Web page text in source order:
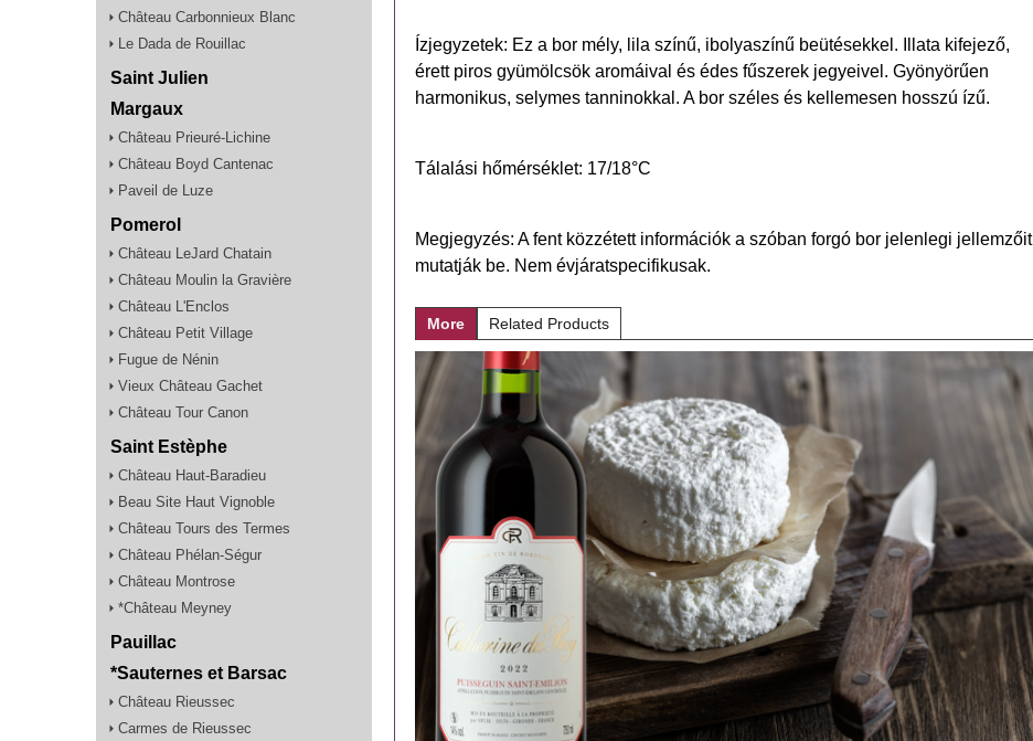
Château Carbonnieux Blanc
Le Dada de Rouillac
Saint Julien
Margaux
Château Prieuré-Lichine
Château Boyd Cantenac
Paveil de Luze
Pomerol
Château LeJard Chatain
Château Moulin la Gravière
Château L'Enclos
Château Petit Village
Fugue de Nénin
Vieux Château Gachet
Château Tour Canon
Saint Estèphe
Château Haut-Baradieu
Beau Site Haut Vignoble
Château Tours des Termes
Château Phélan-Ségur
Château Montrose
*Château Meyney
Pauillac
*Sauternes et Barsac
Château Rieussec
Carmes de Rieussec
Ízjegyzetek: Ez a bor mély, lila színű, ibolyaszínű beütésekkel. Illata kifejező,
érett piros gyümölcsök aromáival és édes fűszerek jegyeivel. Gyönyörűen
harmonikus, selymes tanninokkal. A bor széles és kellemesen hosszú ízű.
Tálalási hőmérséklet: 17/18°C
Megjegyzés: A fent közzétett információk a szóban forgó bor jelenlegi jellemzőit
mutatják be. Nem évjáratspecifikusak.
More Related Products